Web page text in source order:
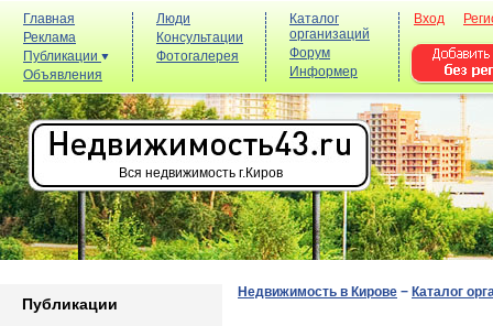
Главная
Реклама
Публикации
Объявления
Люди
Консультации
Фотогалерея
Каталог
организаций
Форум
Информер
Вход
Вся недвижимость г.Киров
Публикации
Недвижимость в Кирове − Каталог